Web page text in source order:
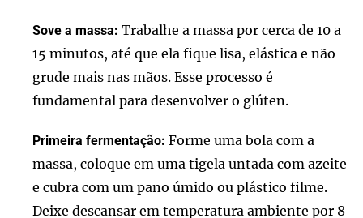
Sove a massa: Trabalhe a massa por cerca de 10 a
15 minutos, até que ela fique lisa, elástica e não
grude mais nas mãos. Esse processo é
fundamental para desenvolver o glúten.
Primeira fermentação: Forme uma bola com a
massa, coloque em uma tigela untada com azeite
e cubra com um pano úmido ou plástico filme.
Deixe descansar em temperatura ambiente por 8